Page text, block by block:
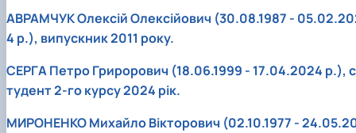
АВРАМЧУК Олексій Олексійович (30.08.1987 -
4 р.), випускник 2011 року.
СЕРГА Петро Грирорович (18.06.1999 - 17.04.2024 р.), с
тудент 2-го курсу 2024 рік.
МИРОНЕНКО Михайло Вікторович (02.10.1977 -